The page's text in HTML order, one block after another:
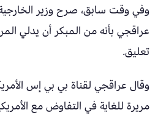
وفي وقت سابق، صرح وزير الخارجية
عراقجي بأنه من المبكر أن يدلي
تعليق.
وقال عراقجي لقناة بي بي إس
مريرة للغاية في التفاوض مع